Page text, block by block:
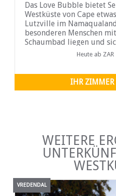
Das Love Bubble bietet
Westküste von Cape
Lutzville im
besonderen Menschen
Schaumbad liegen und
auf Ihrem eigenen Deck
genießen, dann ist The
Richtige für Sie.
Heute ab
IHR ZIMMER
WEITERE
VREDENDAL